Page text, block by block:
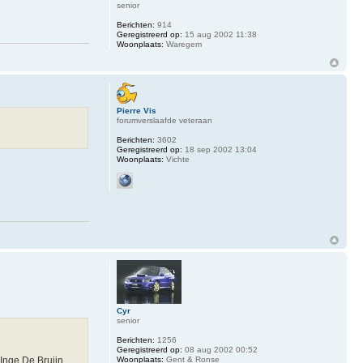
senior
Berichten: 914
Geregistreerd op: 15 aug 2002 11:38
Woonplaats: Waregem
Pierre Vis
forumverslaafde veteraan
Berichten: 3602
Geregistreerd op: 18 sep 2002 13:04
Woonplaats: Vichte
De Bruijn
Cyr
senior
Berichten: 1256
Geregistreerd op: 08 aug 2002 00:52
Woonplaats: Gent & Ronse